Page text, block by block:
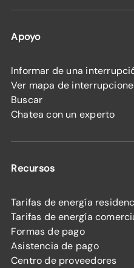
Apoyo
Informar de una
Ver mapa de
Buscar
Chatea con un experto
Recursos
Tarifas de energía
Tarifas de energía
Formas de pago
Asistencia de pago
Centro de proveedores